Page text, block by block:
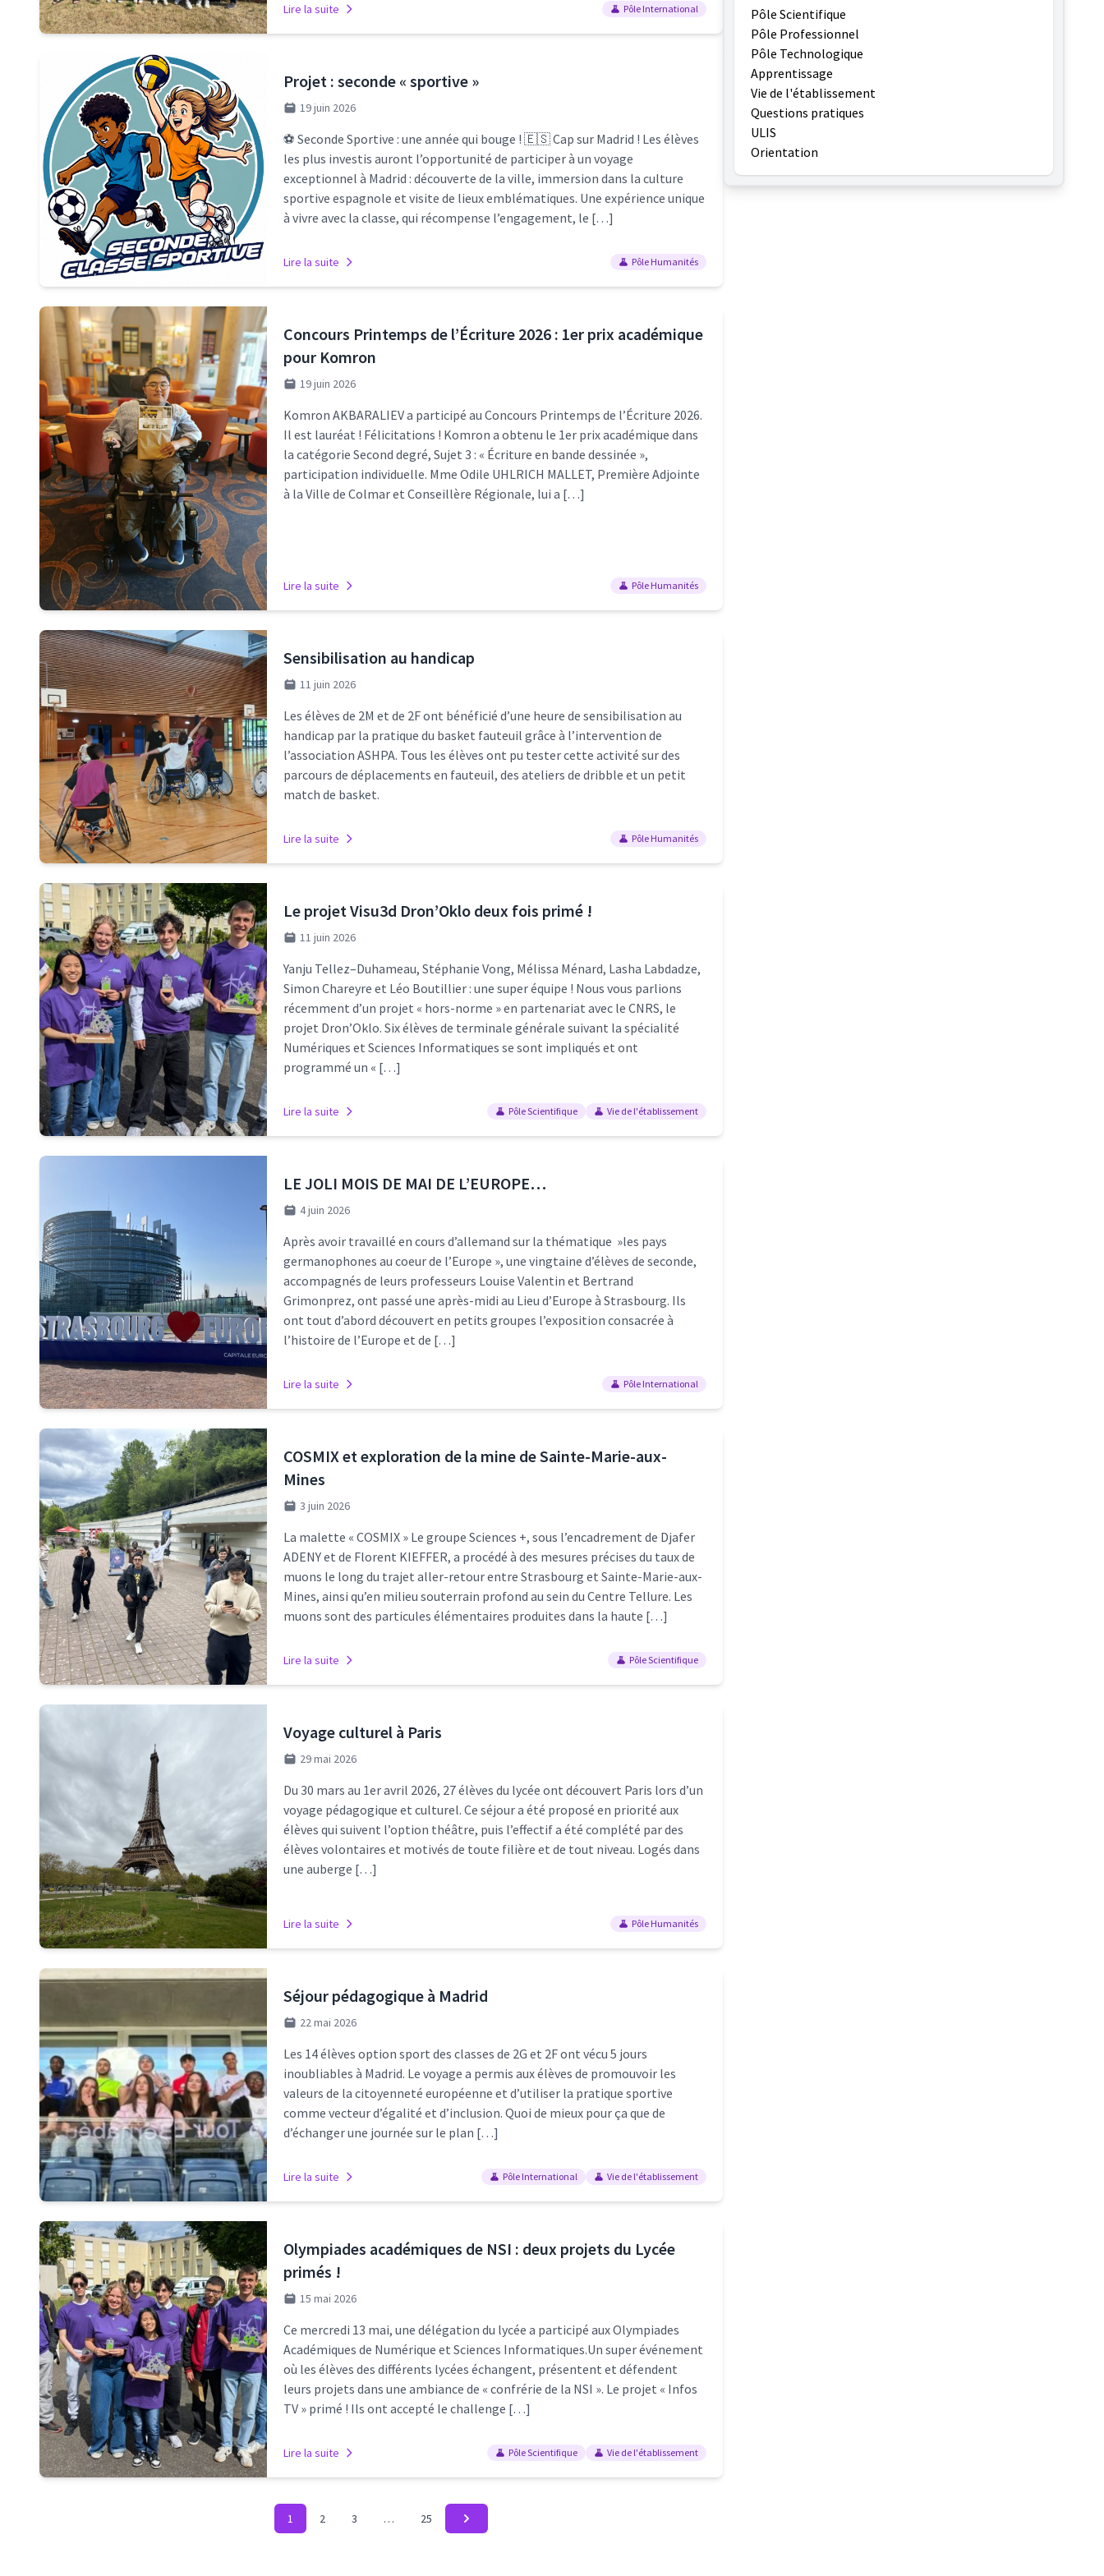
Lire la suite Pôle International
Projet : seconde « sportive »
19 juin 2026
⚽ Seconde Sportive : une année qui bouge ! 🇪🇸 Cap sur Madrid ! Les élèves
les plus investis auront l’opportunité de participer à un voyage
exceptionnel à Madrid : découverte de la ville, immersion dans la culture
sportive espagnole et visite de lieux emblématiques. Une expérience unique
à vivre avec la classe, qui récompense l’engagement, le […]
Lire la suite Pôle Humanités
Concours Printemps de l’Écriture 2026 : 1er prix académique
pour Komron
19 juin 2026
Komron AKBARALIEV a participé au Concours Printemps de l’Écriture 2026.
Il est lauréat ! Félicitations ! Komron a obtenu le 1er prix académique dans
la catégorie Second degré, Sujet 3 : « Écriture en bande dessinée »,
participation individuelle. Mme Odile UHLRICH MALLET, Première Adjointe
à la Ville de Colmar et Conseillère Régionale, lui a […]
Lire la suite Pôle Humanités
Sensibilisation au handicap
11 juin 2026
Les élèves de 2M et de 2F ont bénéficié d’une heure de sensibilisation au
handicap par la pratique du basket fauteuil grâce à l’intervention de
l’association ASHPA. Tous les élèves ont pu tester cette activité sur des
parcours de déplacements en fauteuil, des ateliers de dribble et un petit
match de basket.
Lire la suite Pôle Humanités
Le projet Visu3d Dron’Oklo deux fois primé !
11 juin 2026
Yanju Tellez–Duhameau, Stéphanie Vong, Mélissa Ménard, Lasha Labdadze,
Simon Chareyre et Léo Boutillier : une super équipe ! Nous vous parlions
récemment d’un projet « hors-norme » en partenariat avec le CNRS, le
projet Dron’Oklo. Six élèves de terminale générale suivant la spécialité
Numériques et Sciences Informatiques se sont impliqués et ont
programmé un « […]
Lire la suite Pôle Scientifique Vie de l'établissement
LE JOLI MOIS DE MAI DE L’EUROPE…
4 juin 2026
Après avoir travaillé en cours d’allemand sur la thématique »les pays
germanophones au coeur de l’Europe », une vingtaine d’élèves de seconde,
accompagnés de leurs professeurs Louise Valentin et Bertrand
Grimonprez, ont passé une après-midi au Lieu d’Europe à Strasbourg. Ils
ont tout d’abord découvert en petits groupes l’exposition consacrée à
l’histoire de l’Europe et de […]
Lire la suite Pôle International
COSMIX et exploration de la mine de Sainte-Marie-aux-
Mines
3 juin 2026
La malette « COSMIX » Le groupe Sciences +, sous l’encadrement de Djafer
ADENY et de Florent KIEFFER, a procédé à des mesures précises du taux de
muons le long du trajet aller-retour entre Strasbourg et Sainte-Marie-aux-
Mines, ainsi qu’en milieu souterrain profond au sein du Centre Tellure. Les
muons sont des particules élémentaires produites dans la haute […]
Lire la suite Pôle Scientifique
Voyage culturel à Paris
29 mai 2026
Du 30 mars au 1er avril 2026, 27 élèves du lycée ont découvert Paris lors d’un
voyage pédagogique et culturel. Ce séjour a été proposé en priorité aux
élèves qui suivent l’option théâtre, puis l’effectif a été complété par des
élèves volontaires et motivés de toute filière et de tout niveau. Logés dans
une auberge […]
Lire la suite Pôle Humanités
Séjour pédagogique à Madrid
22 mai 2026
Les 14 élèves option sport des classes de 2G et 2F ont vécu 5 jours
inoubliables à Madrid. Le voyage a permis aux élèves de promouvoir les
valeurs de la citoyenneté européenne et d’utiliser la pratique sportive
comme vecteur d’égalité et d’inclusion. Quoi de mieux pour ça que de
d’échanger une journée sur le plan […]
Lire la suite Pôle International Vie de l'établissement
Olympiades académiques de NSI : deux projets du Lycée
primés !
15 mai 2026
Ce mercredi 13 mai, une délégation du lycée a participé aux Olympiades
Académiques de Numérique et Sciences Informatiques.Un super événement
où les élèves des différents lycées échangent, présentent et défendent
leurs projets dans une ambiance de « confrérie de la NSI ». Le projet « Infos
TV » primé ! Ils ont accepté le challenge […]
Lire la suite Pôle Scientifique Vie de l'établissement
1 2 3 … 25
Pôle Scientifique
Pôle Professionnel
Pôle Technologique
Apprentissage
Vie de l'établissement
Questions pratiques
ULIS
Orientation